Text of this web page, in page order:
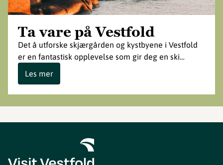
Ta vare på Vestfold
Det å utforske skjærgården og kystbyene i Vestfold
er en fantastisk opplevelse som gir deg en ski…
Les mer